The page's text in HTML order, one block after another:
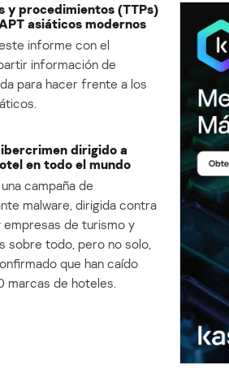
y procedimientos (TTPs)
asiáticos modernos
informe con el
información de
para hacer frente a los
dirigido a
en todo el mundo
campaña de
malware, dirigida contra
empresas de turismo y
sobre todo, pero no solo,
que han caído
marcas de hoteles.